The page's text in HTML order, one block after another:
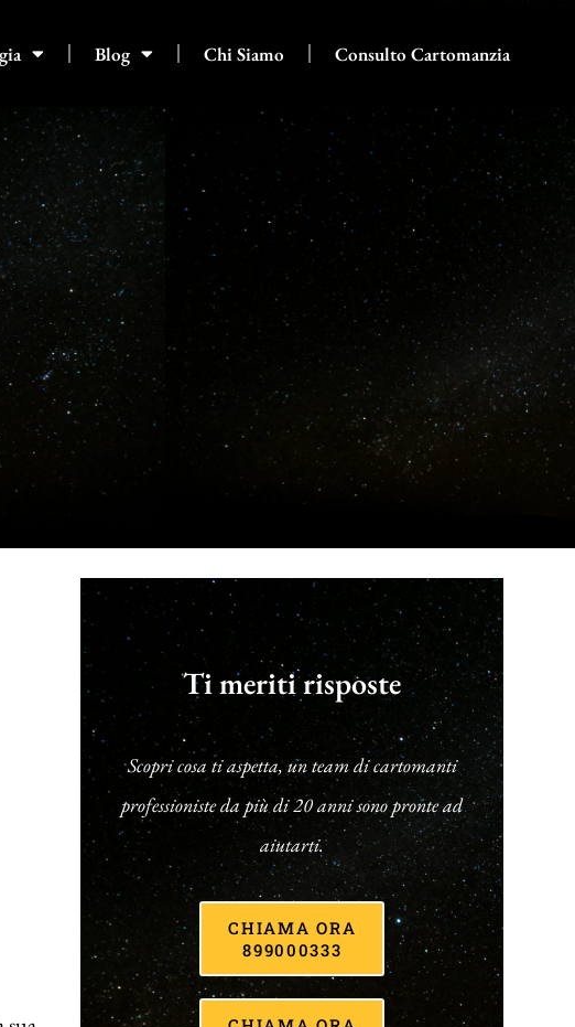
Blog Chi Siamo Consulto Cartomanzia
Ti meriti risposte
Scopri cosa ti aspetta, un team di cartomanti
professioniste da più di 20 anni sono pronte ad
aiutarti.
CHIAMA ORA
899000333